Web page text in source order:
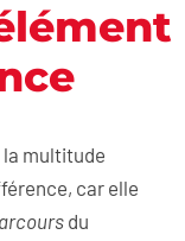
la multitude
car elle
du